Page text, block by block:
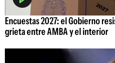
Encuestas 2027: el Gobierno
grieta entre AMBA y el interior